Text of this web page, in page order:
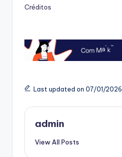
Créditos
Last updated on 07/01/2026
admin
View All Posts